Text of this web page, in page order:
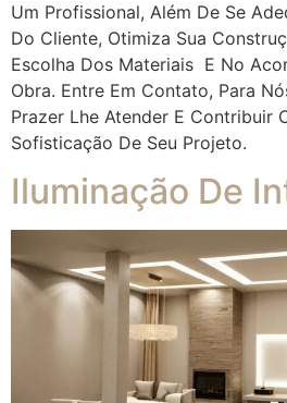
Um Profissional, Além De Se
Do Cliente, Otimiza Sua
Escolha Dos Materiais E No
Obra. Entre Em Contato, Para
Prazer Lhe Atender E Contribuir
Sofisticação De Seu Projeto.
Iluminação De